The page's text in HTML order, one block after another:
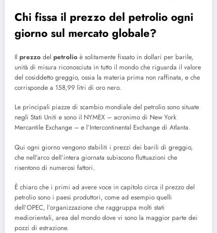
Chi fissa il prezzo del petrolio ogni
giorno sul mercato globale?
Il prezzo del petrolio è solitamente fissato in dollari per barile,
unità di misura riconosciuta in tutto il mondo che riguarda il valore
del cosiddetto greggio, ossia la materia prima non raffinata, e che
corrisponde a 158,99 litri di oro nero.
Le principali piazze di scambio mondiale del petrolio sono situate
negli Stati Uniti e sono il NYMEX – acronimo di New York
Mercantile Exchange – e l’Intercontinental Exchange di Atlanta.
Qui ogni giorno vengono stabiliti i prezzi dei barili di greggio,
che nell’arco dell’intera giornata subiscono fluttuazioni che
risentono di numerosi fattori.
È chiaro che i primi ad avere voce in capitolo circa il prezzo del
petrolio sono i paesi produttori, come ad esempio quelli
dell’OPEC, l’organizzazione che raggruppa molti stati
mediorientali, area del mondo dove vi sono la maggior parte dei
pozzi di estrazione.